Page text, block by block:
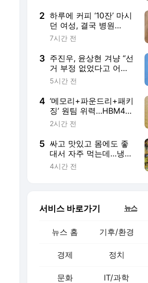
2 하루에 커피 ‘10잔’ 마시
던 여성, 결국 병원
행…‘이 병’ 진단받았다
7시간 전
3 주진우, 윤상현 겨냥 “선
거 부정 없었다고 어떻
게 단정하나...‘부정선거
5시간 전
4 ‘메모리+파운드리+패키
징’ 원팀 위력…HBM4E
양산도 앞당겨
2시간 전
5 싸고 맛있고 몸에도 좋
대서 자주 먹는데…냉동
블루베리 ‘이렇게’ 먹었
4시간 전
서비스 바로가기 뉴스
뉴스 홈 기후/환경
경제 정치
문화 IT/과학